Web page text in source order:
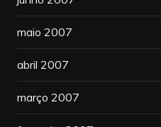
maio 2007
abril 2007
março 2007